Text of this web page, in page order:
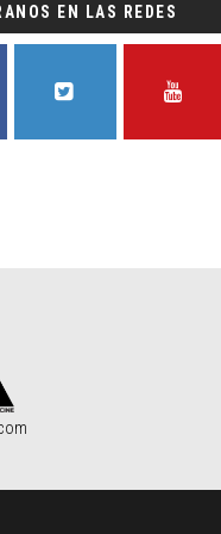
EN LAS REDES